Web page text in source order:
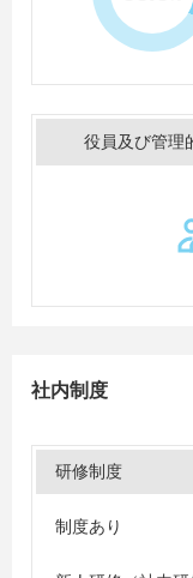
役員及び管理
社内制度
研修制度
制度あり